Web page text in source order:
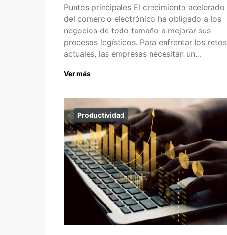
Puntos principales El crecimiento acelerado
del comercio electrónico ha obligado a los
negocios de todo tamaño a mejorar sus
procesos logísticos. Para enfrentar los retos
actuales, las empresas necesitan un…
Ver más
Productividad